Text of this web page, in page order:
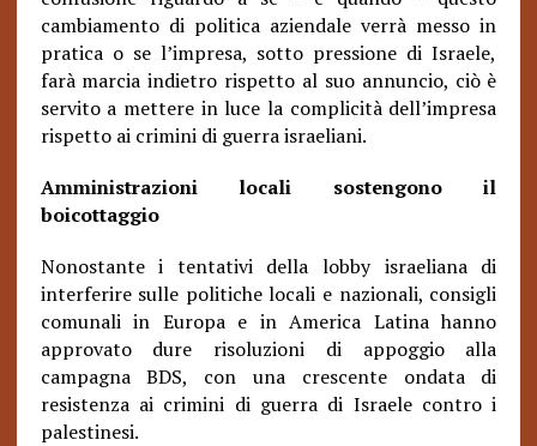
cambiamento di politica aziendale verrà messo in
pratica o se l’impresa, sotto pressione di Israele,
farà marcia indietro rispetto al suo annuncio, ciò è
servito a mettere in luce la complicità dell’impresa
rispetto ai crimini di guerra israeliani.
Amministrazioni locali sostengono il
boicottaggio
Nonostante i tentativi della lobby israeliana di
interferire sulle politiche locali e nazionali, consigli
comunali in Europa e in America Latina hanno
approvato dure risoluzioni di appoggio alla
campagna BDS, con una crescente ondata di
resistenza ai crimini di guerra di Israele contro i
palestinesi.